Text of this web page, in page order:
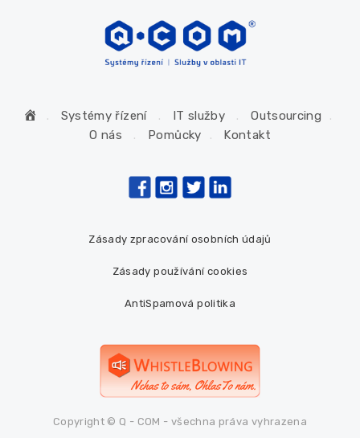
Systémy řízení IT služby
Outsourcing
O nás
Pomůcky Kontakt
Zásady zpracování osobních údajů
Zásady používání cookies
AntiSpamová politika
Copyright © Q - COM - všechna práva vyhrazena